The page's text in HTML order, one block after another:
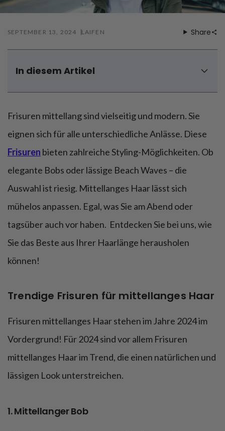
Zähneputzen
SEPTEMBER 13, 2024 LAIFEN Share
In diesem Artikel
Frisuren mittellang: Haarschnitte für verschiedene
Wie kann man mittellanges Haar am besten stylen?
Fazit – Frisuren 2024 mittellang
Frisuren mittellang sind vielseitig und modern. Sie
eignen sich für alle unterschiedliche Anlässe. Diese
Frisuren bieten zahlreiche Styling-Möglichkeiten. Ob
elegante Bobs oder lässige Beach Waves – die
Auswahl ist riesig. Mittellanges Haar lässt sich
mühelos anpassen. Egal, was Sie am Abend oder
tagsüber auch vor haben. Entdecken Sie bei uns, wie
Sie das Beste aus Ihrer Haarlänge herausholen
können!
Trendige Frisuren für mittellanges Haar
Frisuren mittellanges Haar stehen im Jahre 2024 im
Vordergrund! Für 2024 sind vor allem Frisuren
mittellanges Haar im Trend, die einen natürlichen und
lässigen Look unterstreichen.
1. Mittellanger Bob